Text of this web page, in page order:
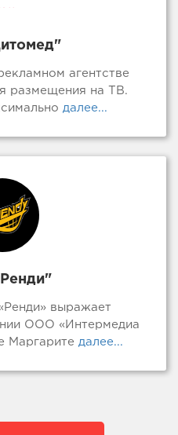
агентстве
размещения на ТВ.
далее...
выражает
ООО «Интермедиа
Маргарите далее...